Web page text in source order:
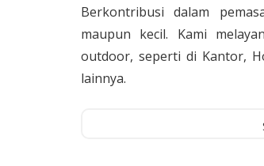
Berkontribusi dalam
maupun kecil. Kami
outdoor, seperti di Kantor,
lainnya.